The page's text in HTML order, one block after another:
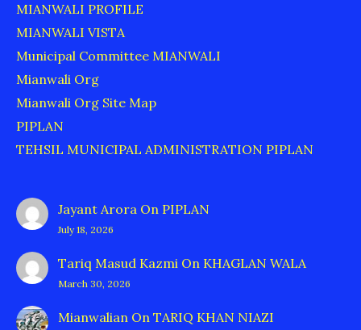
MIANWALI PROFILE
MIANWALI VISTA
Municipal Committee MIANWALI
Mianwali Org
Mianwali Org Site Map
PIPLAN
TEHSIL MUNICIPAL ADMINISTRATION PIPLAN
Jayant Arora On PIPLAN
July 18, 2026
Tariq Masud Kazmi On KHAGLAN WALA
March 30, 2026
Mianwalian On TARIQ KHAN NIAZI